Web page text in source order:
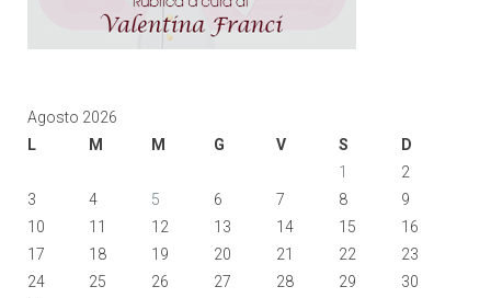
Agosto 2026
L
M M G V S
D
1
2
3
4 5 6 7 8
9
10
11 12 13 14 15
16
17
18 19 20 21 22
23
24
25 26 27 28 29
30